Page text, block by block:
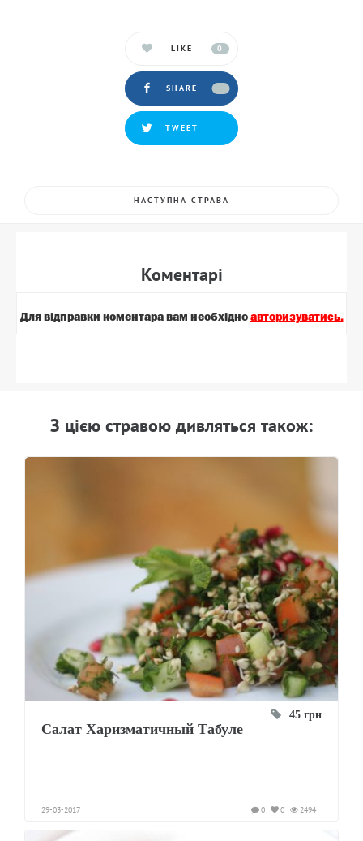
LIKE 0
SHARE
TWEET
НАСТУПНА СТРАВА
Коментарi
Для вiдправки коментара вам необхiдно авторизуватись.
З цiєю стравою дивляться також:
45 грн
Салат Харизматичный Табуле
29-03-2017 2494
0
0